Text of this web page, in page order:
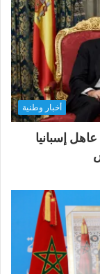
أخبار وطنية
إسبانيا